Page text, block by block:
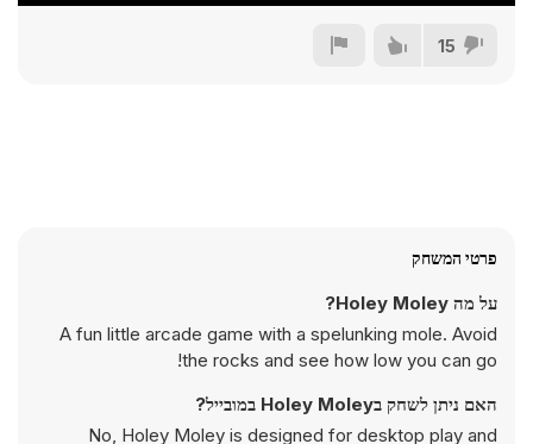
15
פרטי המשחק
על מה Holey Moley?
A fun little arcade game with a spelunking mole. Avoid
the rocks and see how low you can go!
האם ניתן לשחק בHoley Moley במובייל?
No, Holey Moley is designed for desktop play and